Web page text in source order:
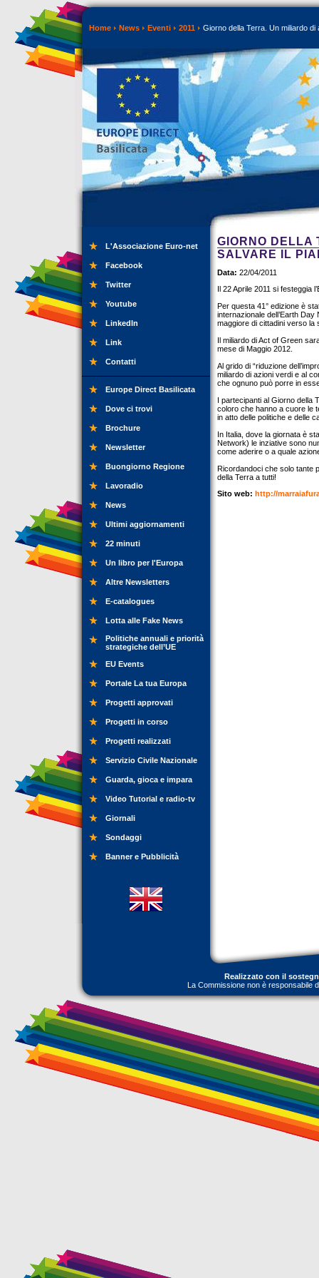
Home News Eventi 2011 Giorno della Terra. Un miliardo
L'Associazione Euro-net
Facebook
Twitter
Youtube
LinkedIn
Link
Contatti
Europe Direct Basilicata
Dove ci trovi
Brochure
Newsletter
Buongiorno Regione
Lavoradio
News
Ultimi aggiornamenti
22 minuti
Un libro per l'Europa
Altre Newsletters
E-catalogues
Lotta alle Fake News
Politiche annuali e priorità
strategiche dell’UE
EU Events
Portale La tua Europa
Progetti approvati
Progetti in corso
Progetti realizzati
Servizio Civile Nazionale
Guarda, gioca e impara
Video Tutorial e radio-tv
Giornali
Sondaggi
Banner e Pubblicità
GIORNO DELLA
SALVARE IL
Data: 22/04/2011
Il 22 Aprile 2011 si festeggia
Per questa 41° edizione è
internazionale dell’Earth
maggiore di cittadini verso la
Il miliardo di Act of Green
mese di Maggio 2012.
Al grido di “riduzione
miliardo di azioni verdi e al
che ognuno può porre in
I partecipanti al Giorno della
coloro che hanno a cuore le
in atto delle politiche e delle
In Italia, dove la giornata è
Network) le inziative sono
come aderire o a quale
Ricordandoci che solo tante
della Terra a tutti!
Sito web: http://
Realizzato con il
La Commissione non è responsabile